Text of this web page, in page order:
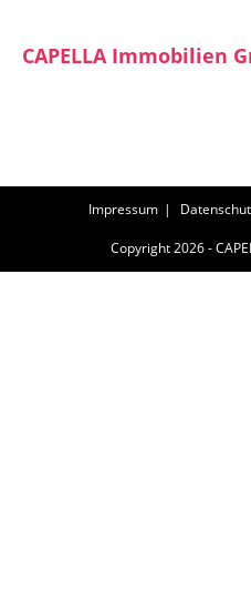
springen
CAPELLA Immobilien
Impressum
Copyright 2026 -